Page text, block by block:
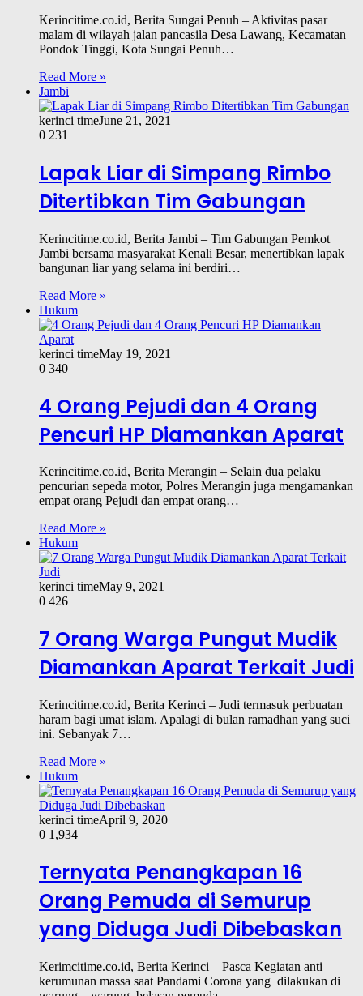
Kerincitime.co.id, Berita Sungai Penuh – Aktivitas pasar
malam di wilayah jalan pancasila Desa Lawang, Kecamatan
Pondok Tinggi, Kota Sungai Penuh…
Read More »
Jambi
kerinci timeJune 21, 2021
0 231
Lapak Liar di Simpang Rimbo
Ditertibkan Tim Gabungan
Kerincitime.co.id, Berita Jambi – Tim Gabungan Pemkot
Jambi bersama masyarakat Kenali Besar, menertibkan lapak
bangunan liar yang selama ini berdiri…
Read More »
Hukum
kerinci timeMay 19, 2021
0 340
4 Orang Pejudi dan 4 Orang
Pencuri HP Diamankan Aparat
Kerincitime.co.id, Berita Merangin – Selain dua pelaku
pencurian sepeda motor, Polres Merangin juga mengamankan
empat orang Pejudi dan empat orang…
Read More »
Hukum
kerinci timeMay 9, 2021
0 426
7 Orang Warga Pungut Mudik
Diamankan Aparat Terkait Judi
Kerincitime.co.id, Berita Kerinci – Judi termasuk perbuatan
haram bagi umat islam. Apalagi di bulan ramadhan yang suci
ini. Sebanyak 7…
Read More »
Hukum
kerinci timeApril 9, 2020
0 1,934
Ternyata Penangkapan 16
Orang Pemuda di Semurup
yang Diduga Judi Dibebaskan
Kerimcitime.co.id, Berita Kerinci – Pasca Kegiatan anti
kerumunan massa saat Pandami Corona yang dilakukan di